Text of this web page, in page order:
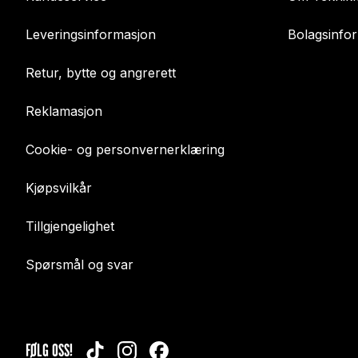
Leveringsinformasjon
Retur, bytte og angrerett
Reklamasjon
Cookie- og personvernerklæring
Kjøpsvilkår
Tillgjengelighet
Spørsmål og svar
FØLG OSS!